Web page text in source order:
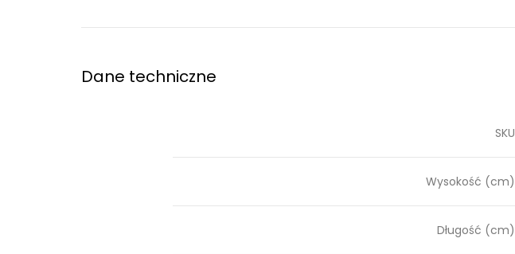
Dane techniczne
SKU
Wysokość (cm)
Długość (cm)